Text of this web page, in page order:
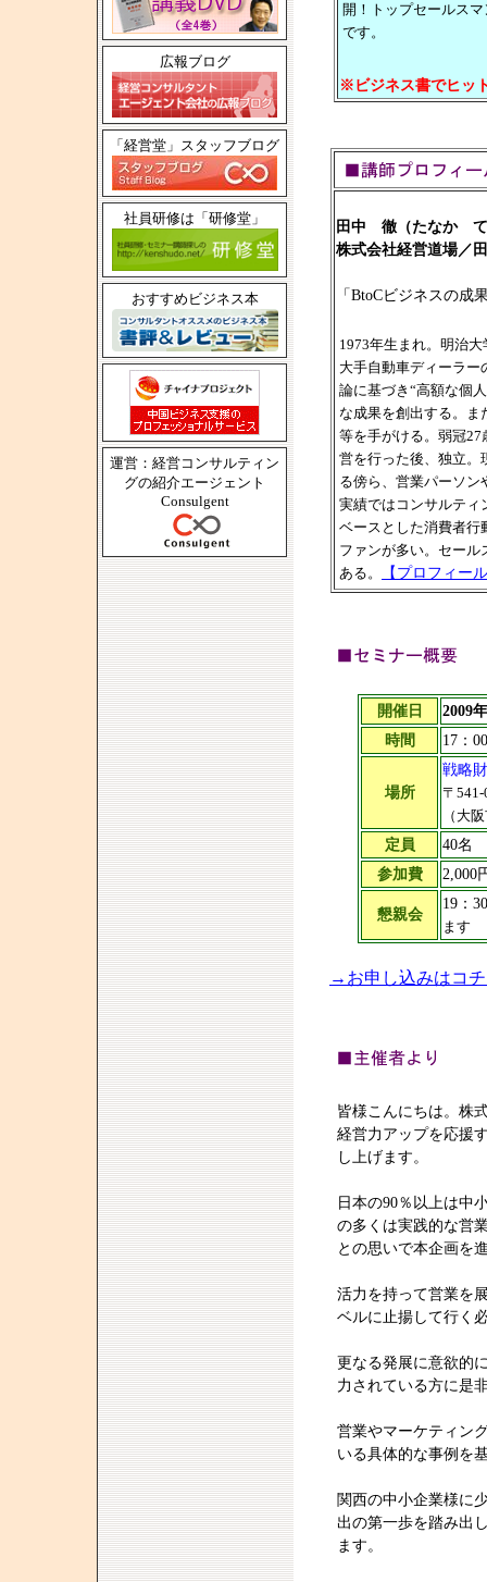
広報ブログ
「経営堂」スタッフブログ
社員研修は「研修堂」
おすすめビジネス本
運営：経営コンサルティン
グの紹介エージェント
Consulgent
開！トップセールス
です。
※ビジネス書でヒッ
田中 徹（たなか
株式会社経営道場／
「BtoCビジネスの成
1973年生まれ。明治
大手自動車ディーラー
論に基づき“高額な個
な成果を創出する。ま
等を手がける。弱冠
営を行った後、独立。
る傍ら、営業パーソン
実績ではコンサルティ
ベースとした消費者行
ファンが多い。セール
ある。
【プロフィー
開催日
2009
時間
17：
場所
戦略
〒
（大
定員
40名
参加費
2,000
懇親会
19：
ます
→お申し込みはコ
皆様こんにちは。株
経営力アップを応援
し上げます。
日本の90％以上は中
の多くは実践的な営
との思いで本企画を
活力を持って営業を
ベルに止揚して行く
更なる発展に意欲的
力されている方に是
営業やマーケティン
いる具体的な事例を
関西の中小企業様に
出の第一歩を踏み出
ます。